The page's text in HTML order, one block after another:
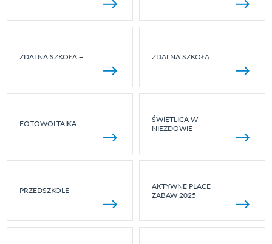
ZDALNA SZKOŁA + ZDALNA SZKOŁA
FOTOWOLTAIKA
ŚWIETLICA W
NIEZDOWIE
PRZEDSZKOLE
AKTYWNE PLACE
ZABAW 2025